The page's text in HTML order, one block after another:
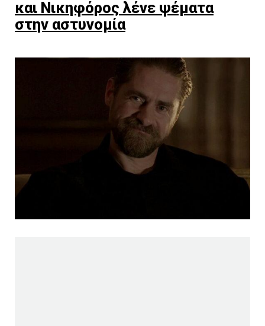
και Νικηφόρος λένε ψέματα
στην αστυνομία